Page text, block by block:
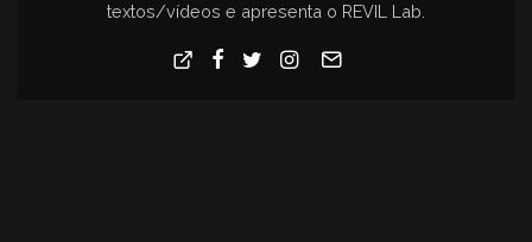
textos/vídeos e apresenta o REVIL Lab.